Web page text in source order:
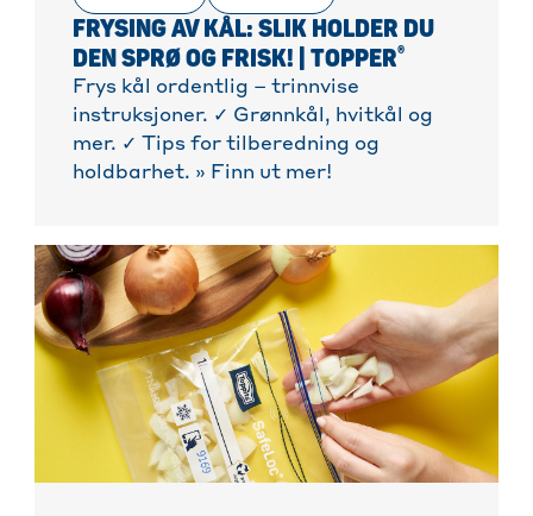
FRYSING AV KÅL: SLIK HOLDER DU
DEN SPRØ OG FRISK! | TOPPER®
Frys kål ordentlig – trinnvise
instruksjoner. ✓ Grønnkål, hvitkål og
mer. ✓ Tips for tilberedning og
holdbarhet. » Finn ut mer!